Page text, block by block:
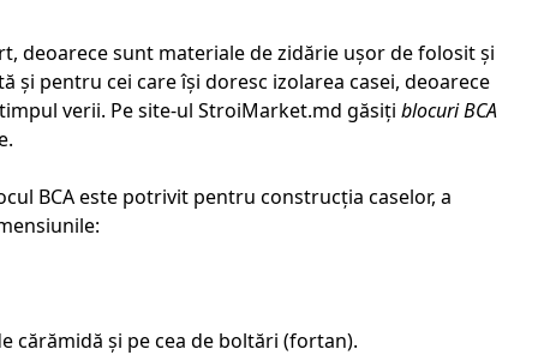
deoarece sunt materiale de zidărie ușor de folosit și
și pentru cei care își doresc izolarea casei, deoarece
verii. Pe site-ul StroiMarket.md găsiți blocuri BCA
BCA este potrivit pentru construcția caselor, a
cărămidă și pe cea de boltări (fortan).